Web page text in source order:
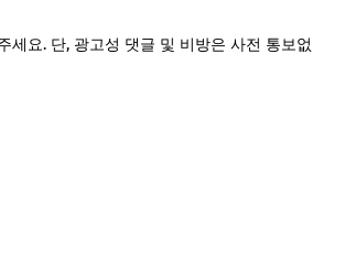
세요. 단, 광고성 댓글 및 비방은 사전 통보없